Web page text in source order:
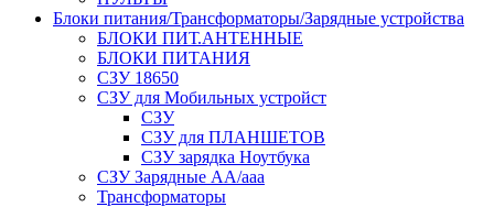
Блоки питания/Трансформаторы/Зарядные устройства
БЛОКИ ПИТ.АНТЕННЫЕ
БЛОКИ ПИТАНИЯ
СЗУ 18650
СЗУ для Мобильных устройст
СЗУ
СЗУ для ПЛАНШЕТОВ
СЗУ зарядка Ноутбука
СЗУ Зарядные АА/ааа
Трансформаторы